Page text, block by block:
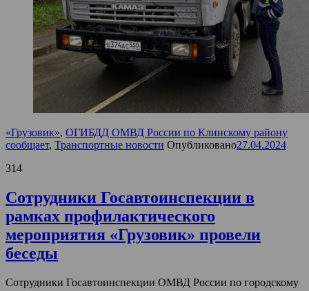
«Грузовик», ОГИБДД ОМВД России по Клинскому району
сообщает, Транспортные новости Опубликовано27.04.2024
314
Сотрудники Госавтоинспекции в
рамках профилактического
мероприятия «Грузовик» провели
беседы
Сотрудники Госавтоинспекции ОМВД России по городскому